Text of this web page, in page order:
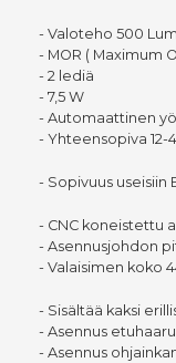
- Valoteho 500
- MOR ( Maximum
- 2 lediä
- 7,5 W
- Automaattinen
- Yhteensopiva 12-
- Sopivuus useisiin
- CNC koneistettu
- Asennusjohdon
- Valaisimen koko
- Sisältää kaksi
- Asennus
- Asennus